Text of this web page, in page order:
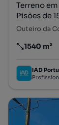
Terreno
Pisões de
Preço por
1540 m²
IAD